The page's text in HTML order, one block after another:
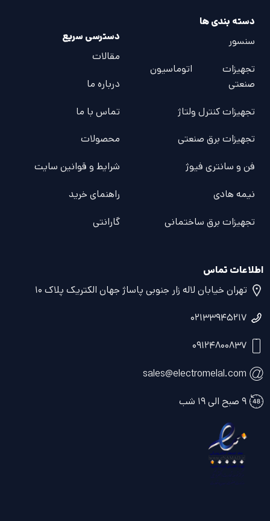
دسته بندی ها
سنسور
تجهیزات اتوماسیون
صنعتی
تجهیزات کنترل ولتاژ
تجهیزات برق صنعتی
فن و سانتری فیوژ
نیمه هادی
تجهیزات برق ساختمانی
دسترسی سریع
مقالات
درباره ما
تماس با ما
محصولات
شرایط و قوانین سایت
راهنمای خرید
گارانتی
اطلاعات تماس
تهران خیابان لاله زار جنوبی پاساژ جهان الکتریک پلاک ۱۰
۰۲۱۳۳۹۴۵۲۱۷
۰۹۱۲۴۸۰۰۸۳۷
sales@electromelal.com